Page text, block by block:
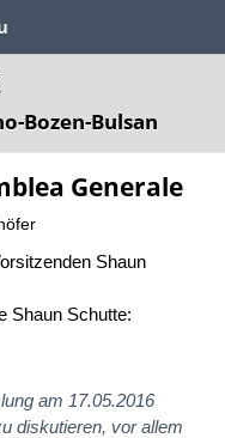
Bozen-Bulsan
Generale
Shaun
Shaun Schutte:
am 17.05.2016
diskutieren, vor allem